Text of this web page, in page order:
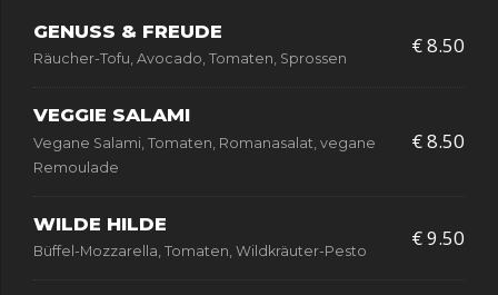
GENUSS & FREUDE
Räucher-Tofu, Avocado, Tomaten, Sprossen
€ 8.50
VEGGIE SALAMI
Vegane Salami, Tomaten, Romanasalat, vegane
Remoulade
€ 8.50
WILDE HILDE
Büffel-Mozzarella, Tomaten, Wildkräuter-Pesto
€ 9.50